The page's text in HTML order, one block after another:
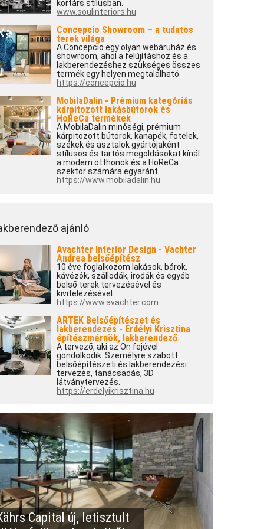
kortárs stílusban.
www.soulinteriors.hu
Concepcio Showroom – a tudatos
terek világa
A Concepcio egy olyan webáruház és
showroom, ahol a felújításhoz és a
lakberendezéshez szükséges összes
termék egy helyen megtalálható.
https://concepcio.hu
MobilaDalin - Prémium kategóriás
kárpitozott lakásbútorok és
HoReCa termékek
A MobilaDalin minőségi, prémium
kárpitozott bútorok, kanapék, fotelek,
székek és asztalok gyártójaként
stílusos és tartós megoldásokat kínál
a modern otthonok és a HoReCa
szektor számára egyaránt.
https://www.mobiladalin.hu
ajánló
Avachter Interior Design - Vachter
Andrea belsőépítész
10 éve foglalkozom lakások, bárok,
kávézók, szállodák, irodák és egyéb
belső terek tervezésével és
kivitelezésével.
https://www.avachter.com
ARTEK Belsőépítészet és
lakberendezés - Erdélyi Krisztina
építészmérnök, lakberendező
A tervező, aki az Ön fejével
gondolkodik. Személyre szabott
belsőépítészeti és lakberendezési
tervezés, tanácsadás, 3D
látványtervezés.
https://erdelyikrisztina.hu
Capital új, letisztult